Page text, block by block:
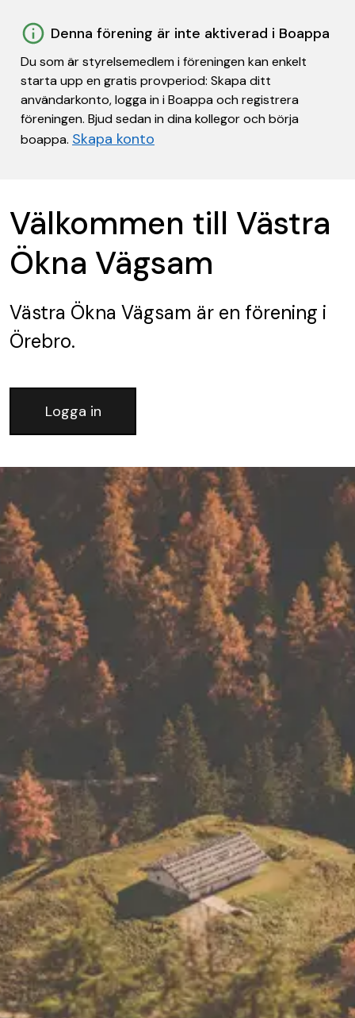
Denna förening är inte aktiverad i Boappa
Du som är styrelsemedlem i föreningen kan enkelt
starta upp en gratis provperiod: Skapa ditt
användarkonto, logga in i Boappa och registrera
föreningen. Bjud sedan in dina kollegor och börja
boappa. Skapa konto
Välkommen till Västra
Ökna Vägsam
Västra Ökna Vägsam är en förening i
Örebro.
Logga in